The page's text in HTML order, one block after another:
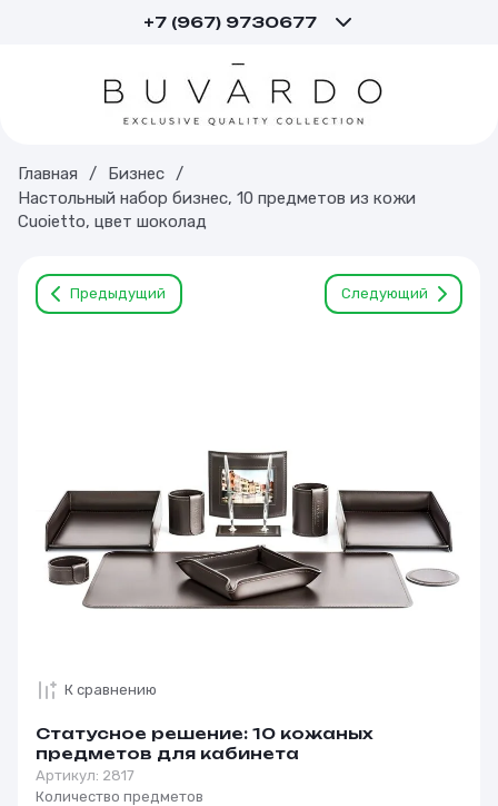
+7 (967) 9730677
Главная / Бизнес /
Настольный набор бизнес, 10 предметов из кожи
Cuoietto, цвет шоколад
Предыдущий Следующий
Статусное решение: 10 кожаных
предметов для кабинета
Артикул: 2817
Количество предметов
К сравнению